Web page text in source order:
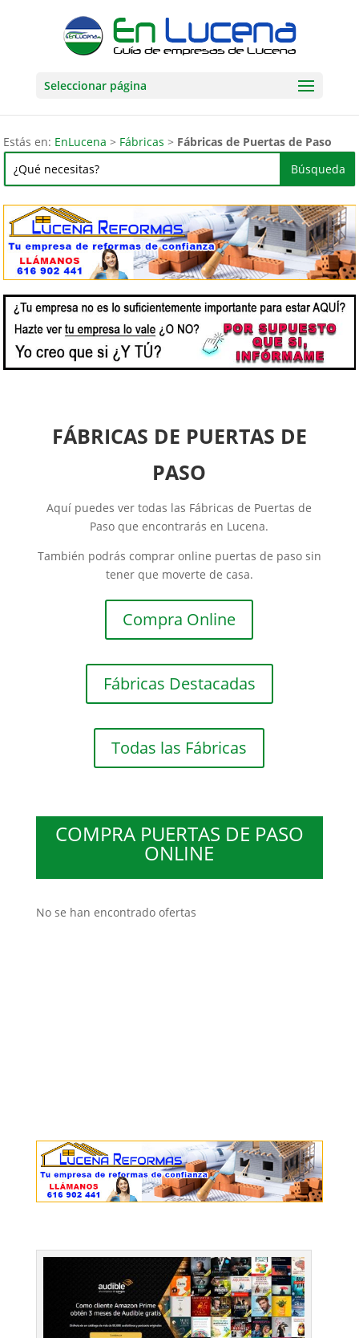
Seleccionar página
Estás en: EnLucena > Fábricas > Fábricas de Puertas de Paso
FÁBRICAS DE PUERTAS DE
PASO
Aquí puedes ver todas las Fábricas de Puertas de
Paso que encontrarás en Lucena.
También podrás comprar online puertas de paso sin
tener que moverte de casa.
Compra Online
Fábricas Destacadas
Todas las Fábricas
COMPRA PUERTAS DE PASO
ONLINE
No se han encontrado ofertas